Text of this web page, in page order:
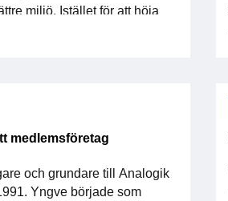
miljö. Istället för att höja
snarast bör avskaffas. Den
medlemsföretag
och grundare till Analogik
Yngve började som